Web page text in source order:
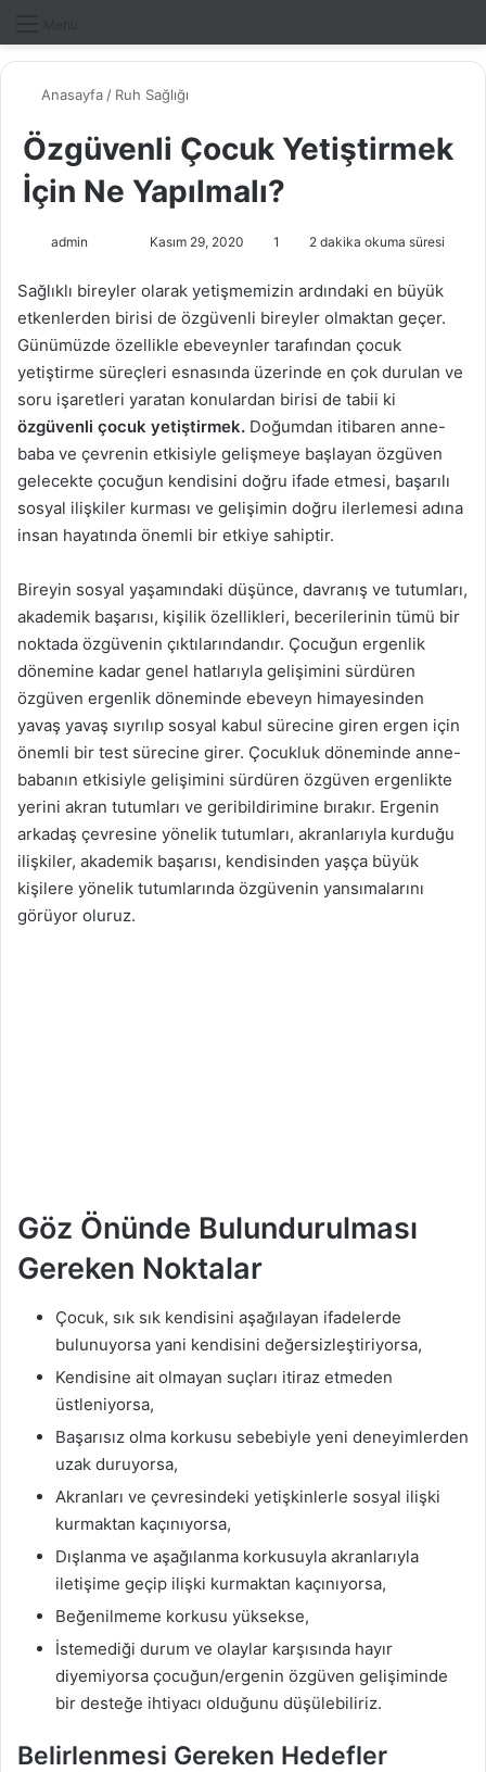
Anasayfa / Ruh Sağlığı
Özgüvenli Çocuk Yetiştirmek
İçin Ne Yapılmalı?
admin
l
l
o
w
o
n
X
r
e
-
p
o
s
t
a
g
ö
d
Kasım 29, 2020 1 2 dakika okuma süresi
Sağlıklı bireyler olarak yetişmemizin ardındaki en büyük
etkenlerden birisi de özgüvenli bireyler olmaktan geçer.
Günümüzde özellikle ebeveynler tarafından çocuk
yetiştirme süreçleri esnasında üzerinde en çok durulan ve
soru işaretleri yaratan konulardan birisi de tabii ki
özgüvenli çocuk yetiştirmek. Doğumdan itibaren anne-
baba ve çevrenin etkisiyle gelişmeye başlayan özgüven
gelecekte çocuğun kendisini doğru ifade etmesi, başarılı
sosyal ilişkiler kurması ve gelişimin doğru ilerlemesi adına
insan hayatında önemli bir etkiye sahiptir.
Bireyin sosyal yaşamındaki düşünce, davranış ve tutumları,
akademik başarısı, kişilik özellikleri, becerilerinin tümü bir
noktada özgüvenin çıktılarındandır. Çocuğun ergenlik
dönemine kadar genel hatlarıyla gelişimini sürdüren
özgüven ergenlik döneminde ebeveyn himayesinden
yavaş yavaş sıyrılıp sosyal kabul sürecine giren ergen için
önemli bir test sürecine girer. Çocukluk döneminde anne-
babanın etkisiyle gelişimini sürdüren özgüven ergenlikte
yerini akran tutumları ve geribildirimine bırakır. Ergenin
arkadaş çevresine yönelik tutumları, akranlarıyla kurduğu
ilişkiler, akademik başarısı, kendisinden yaşça büyük
kişilere yönelik tutumlarında özgüvenin yansımalarını
görüyor oluruz.
Göz Önünde Bulundurulması
Gereken Noktalar
Çocuk, sık sık kendisini aşağılayan ifadelerde
bulunuyorsa yani kendisini değersizleştiriyorsa,
Kendisine ait olmayan suçları itiraz etmeden
üstleniyorsa,
Başarısız olma korkusu sebebiyle yeni deneyimlerden
uzak duruyorsa,
Akranları ve çevresindeki yetişkinlerle sosyal ilişki
kurmaktan kaçınıyorsa,
Dışlanma ve aşağılanma korkusuyla akranlarıyla
iletişime geçip ilişki kurmaktan kaçınıyorsa,
Beğenilmeme korkusu yüksekse,
İstemediği durum ve olaylar karşısında hayır
diyemiyorsa çocuğun/ergenin özgüven gelişiminde
bir desteğe ihtiyacı olduğunu düşülebiliriz.
Belirlenmesi Gereken Hedefler